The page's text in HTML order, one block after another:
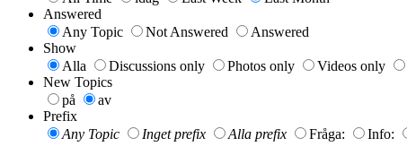
Answered
Any Topic
Not Answered
Answered
Show
Alla
Discussions only Photos only Videos only
New Topics
på
av
Prefix
Any Topic
Inget prefix Alla prefix Fråga: Info: